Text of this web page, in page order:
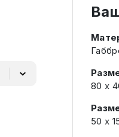
80 х
50 х